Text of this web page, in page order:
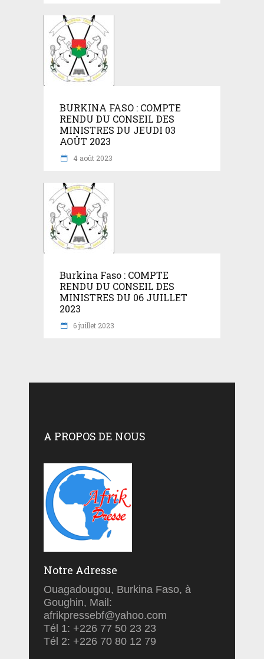
BURKINA FASO : COMPTE
RENDU DU CONSEIL DES
MINISTRES DU JEUDI 03
AOÛT 2023
4 août 2023
Burkina Faso : COMPTE
RENDU DU CONSEIL DES
MINISTRES DU 06 JUILLET
2023
6 juillet 2023
A PROPOS DE NOUS
Notre Adresse
Ouagadougou, Burkina Faso, à
Goughin, Mail:
afrikpressebf@yahoo.com
Tél 1: +226 77 50 23 23
Tél 2: +226 70 80 12 79